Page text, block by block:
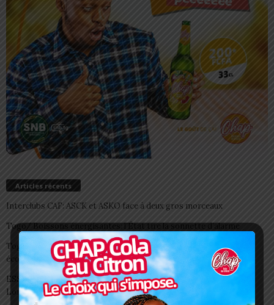
Articles récents
Interclubs CAF: ASCK et ASKO face à deux gros morceaux
Togo/ Boissons énergisantes: l’État tire la sonnette d’alarme
Togo/ Rentrée scolaire 2026-2027: consultez la liste officielle des
écoles autorisées
ESSAL 2026 : les admissibles convoqués pour la visite médicale à
Lomé